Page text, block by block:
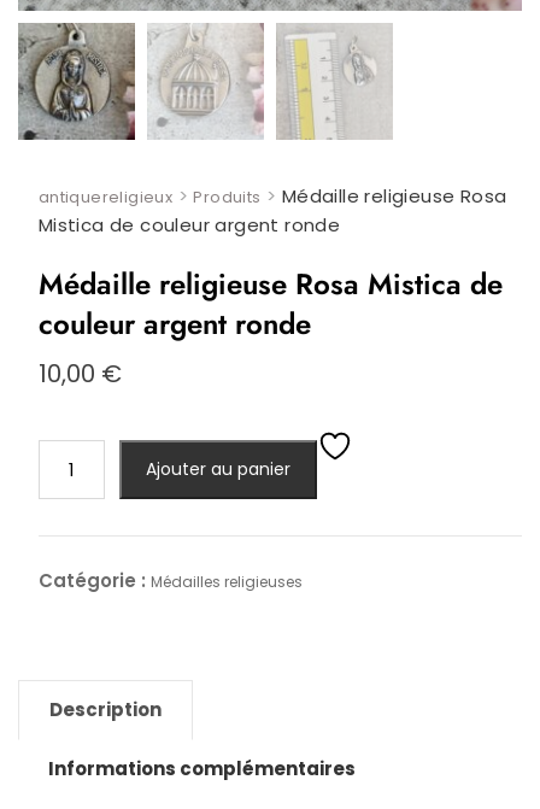
antiquereligieux >Produits > Médaille religieuse Rosa
Mistica de couleur argent ronde
Médaille religieuse Rosa Mistica de
couleur argent ronde
10,00 €
religieuse
Rosa
Mistica
argent
ronde
Ajouter au panier
Catégorie : Médailles religieuses
Description
Informations complémentaires